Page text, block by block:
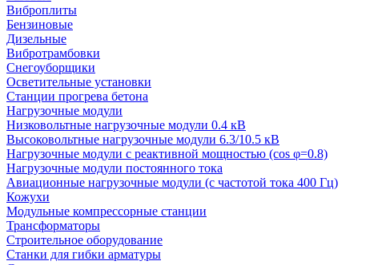
Виброплиты
Бензиновые
Дизельные
Вибротрамбовки
Снегоуборщики
Осветительные установки
Станции прогрева бетона
Нагрузочные модули
Низковольтные нагрузочные модули 0.4 кВ
Высоковольтные нагрузочные модули 6.3/10.5 кВ
Нагрузочные модули с реактивной мощностью (cos φ=0.8)
Нагрузочные модули постоянного тока
Авиационные нагрузочные модули (с частотой тока 400 Гц)
Кожухи
Модульные компрессорные станции
Трансформаторы
Строительное оборудование
Станки для гибки арматуры